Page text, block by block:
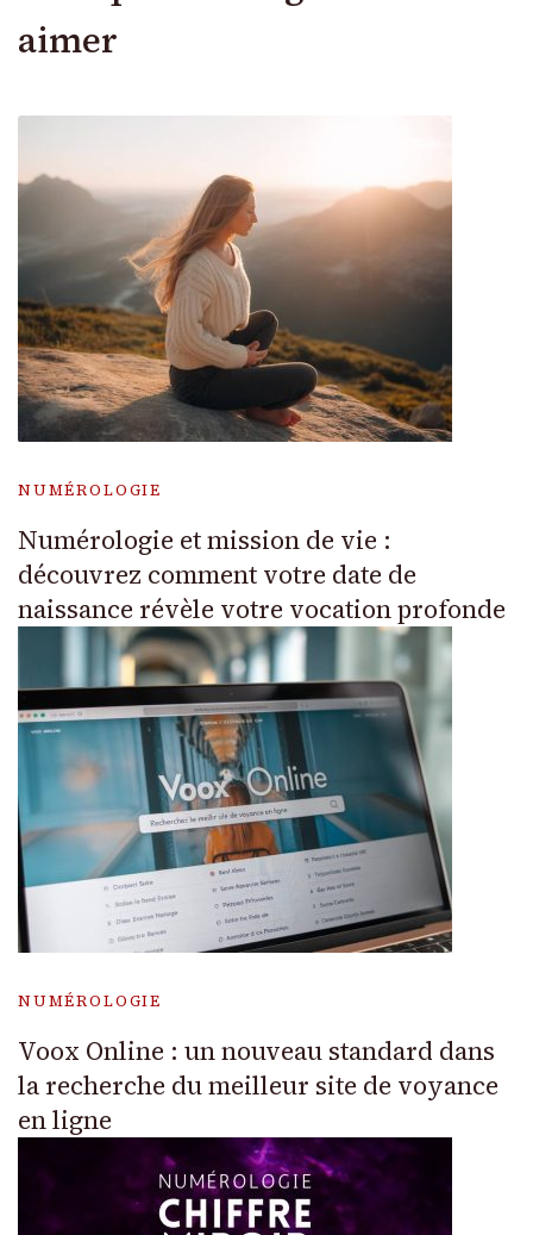
aimer
NUMÉROLOGIE
Numérologie et mission de vie :
découvrez comment votre date de
naissance révèle votre vocation profonde
NUMÉROLOGIE
Voox Online : un nouveau standard dans
la recherche du meilleur site de voyance
en ligne